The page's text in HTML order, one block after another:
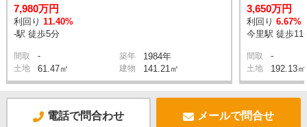
7,980万円
利回り11.40%
-駅 徒歩5分
間取 - 築年 1984年
土地 61.47㎡ 建物 141.21㎡
3,650万円
利回り 6.67%
今里駅 徒歩11
間取 -
土地 192.13㎡
電話で問合わせ メールで問合せ